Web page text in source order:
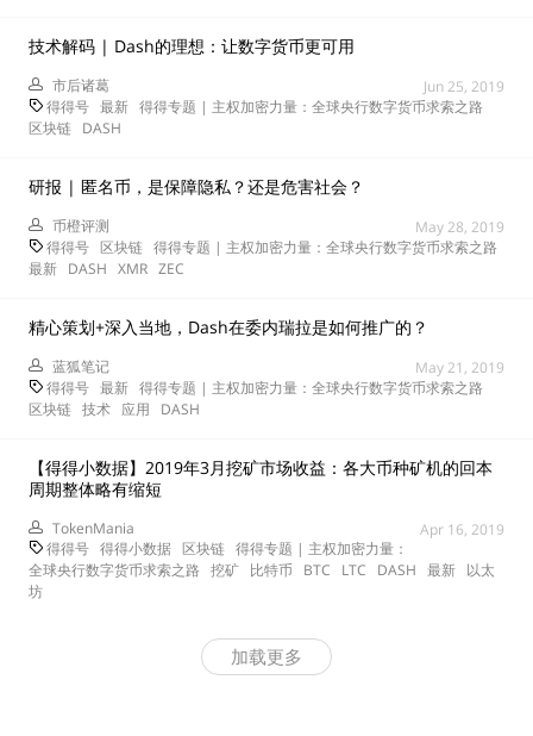
技术解码 | Dash的理想：让数字货币更可用
市后诸葛
Jun 25, 2019
得得号 最新 得得专题 | 主权加密力量：全球央行数字货币求索之路
区块链 DASH
研报 | 匿名币，是保障隐私？还是危害社会？
币橙评测
May 28, 2019
得得号 区块链 得得专题 | 主权加密力量：全球央行数字货币求索之路
最新 DASH XMR ZEC
精心策划+深入当地，Dash在委内瑞拉是如何推广的？
蓝狐笔记
May 21, 2019
得得号 最新 得得专题 | 主权加密力量：全球央行数字货币求索之路
区块链 技术 应用 DASH
【得得小数据】2019年3月挖矿市场收益：各大币种矿机的回本
周期整体略有缩短
TokenMania
Apr 16, 2019
得得号 得得小数据 区块链 得得专题 | 主权加密力量：
全球央行数字货币求索之路 挖矿 比特币 BTC LTC DASH 最新 以太
坊
加载更多